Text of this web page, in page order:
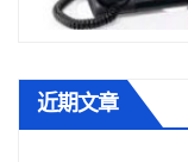
近期文章